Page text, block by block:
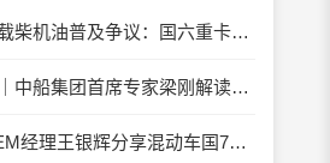
低粘度重载柴机油普及争议：国六重卡长期山区重载工况是否适合0W-20柴油机油？
重磅分享｜中船集团首席专家梁刚解读船舶动力润滑需求
雅富顿OEM经理王银辉分享混动车国7后处理系统的润滑油要求